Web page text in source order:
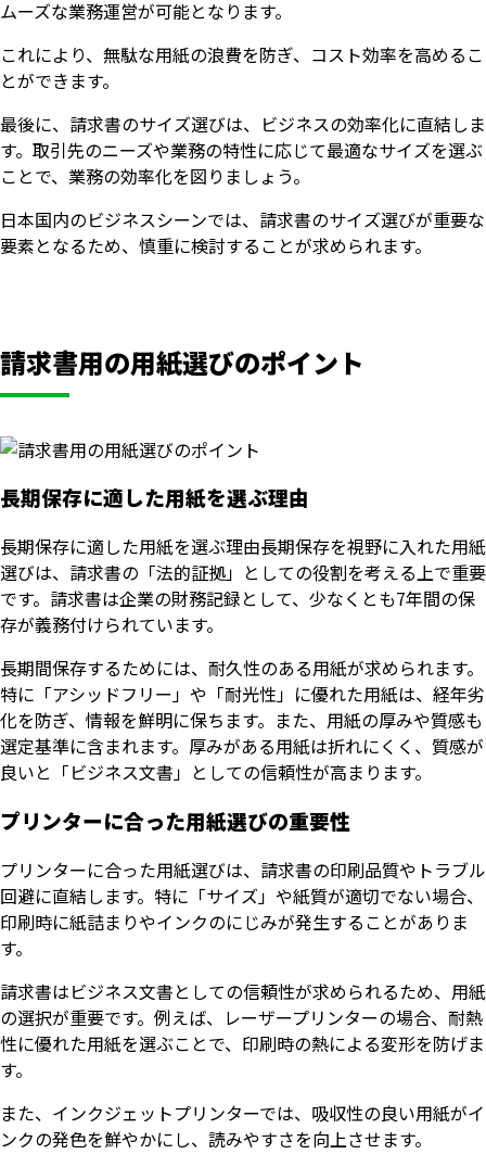
ムーズな業務運営が可能となります。
これにより、無駄な用紙の浪費を防ぎ、コスト効率を高めるこ
とができます。
最後に、請求書のサイズ選びは、ビジネスの効率化に直結しま
す。取引先のニーズや業務の特性に応じて最適なサイズを選ぶ
ことで、業務の効率化を図りましょう。
日本国内のビジネスシーンでは、請求書のサイズ選びが重要な
要素となるため、慎重に検討することが求められます。
請求書用の用紙選びのポイント
長期保存に適した用紙を選ぶ理由
長期保存に適した用紙を選ぶ理由長期保存を視野に入れた用紙
選びは、請求書の「法的証拠」としての役割を考える上で重要
です。請求書は企業の財務記録として、少なくとも7年間の保
存が義務付けられています。
長期間保存するためには、耐久性のある用紙が求められます。
特に「アシッドフリー」や「耐光性」に優れた用紙は、経年劣
化を防ぎ、情報を鮮明に保ちます。また、用紙の厚みや質感も
選定基準に含まれます。厚みがある用紙は折れにくく、質感が
良いと「ビジネス文書」としての信頼性が高まります。
プリンターに合った用紙選びの重要性
プリンターに合った用紙選びは、請求書の印刷品質やトラブル
回避に直結します。特に「サイズ」や紙質が適切でない場合、
印刷時に紙詰まりやインクのにじみが発生することがありま
す。
請求書はビジネス文書としての信頼性が求められるため、用紙
の選択が重要です。例えば、レーザープリンターの場合、耐熱
性に優れた用紙を選ぶことで、印刷時の熱による変形を防げま
す。
また、インクジェットプリンターでは、吸収性の良い用紙がイ
ンクの発色を鮮やかにし、読みやすさを向上させます。